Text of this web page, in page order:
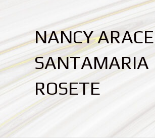
NANCY
SANTAMARIA
ROSETE